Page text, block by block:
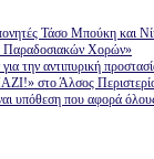
Τάσο Μπούκη και
Παραδοσιακών Χορών»
την αντιπυρική
στο Άλσος
υπόθεση που αφορά